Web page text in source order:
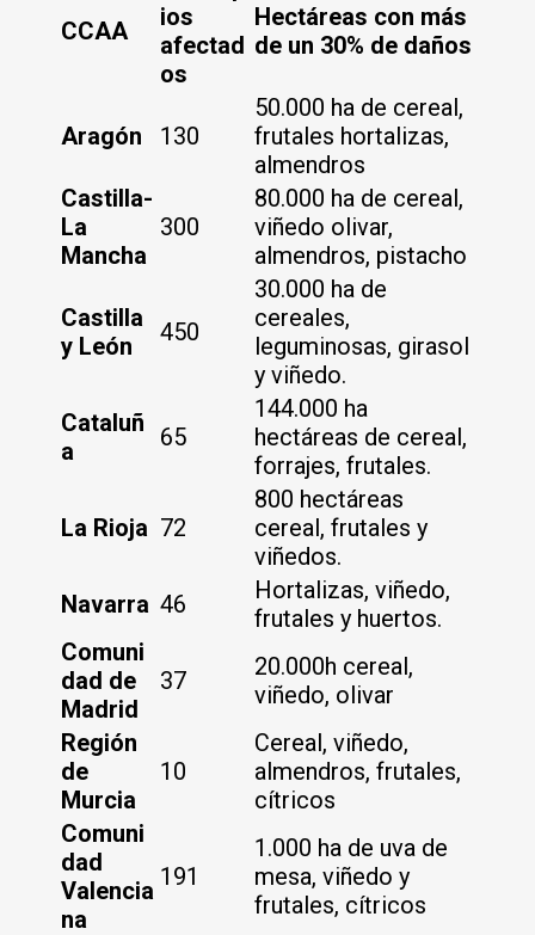
CCAA
ios
afectad
os
Hectáreas con más
de un 30% de daños
Aragón 130
50.000 ha de cereal,
frutales hortalizas,
almendros
Castilla-
La
Mancha
300
80.000 ha de cereal,
viñedo olivar,
almendros, pistacho
Castilla
y León
450
30.000 ha de
cereales,
leguminosas, girasol
y viñedo.
Cataluñ
a
65
144.000 ha
hectáreas de cereal,
forrajes, frutales.
La Rioja 72
800 hectáreas
cereal, frutales y
viñedos.
Navarra 46
Hortalizas, viñedo,
frutales y huertos.
Comuni
dad de
Madrid
37
20.000h cereal,
viñedo, olivar
Región
de
Murcia
10
Cereal, viñedo,
almendros, frutales,
cítricos
Comuni
dad
Valencia
na
191
1.000 ha de uva de
mesa, viñedo y
frutales, cítricos